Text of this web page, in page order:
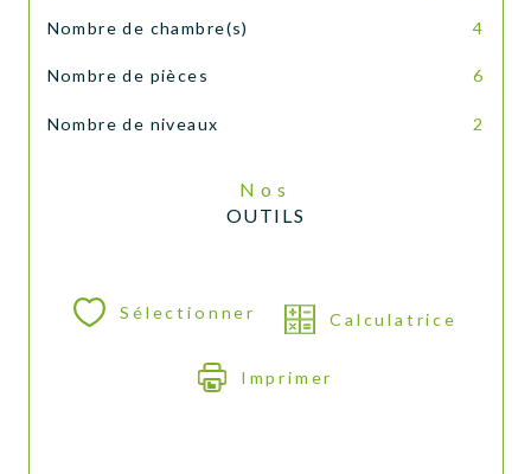
Nombre de chambre(s) 4
Nombre de pièces 6
Nombre de niveaux 2
Nos
OUTILS
Sélectionner Calculatrice
Imprimer